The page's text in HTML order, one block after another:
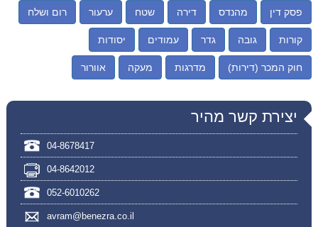
פסק דין מהנדס דירה שטח ערעור רום ושלח
קורות גובה גדר עמודים יסודות
חוק המכר (דירות) מדרגות מעקה אוורור
יצירת קשר מהיר
04-8678417
04-8642012
052-6010262
avram@benezra.co.il